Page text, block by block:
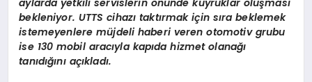
bekleniyor. UTTS cihazı taktırmak için sıra beklemek
istemeyenlere müjdeli haberi veren otomotiv grubu
ise 130 mobil aracıyla kapıda hizmet olanağı
tanıdığını açıkladı.